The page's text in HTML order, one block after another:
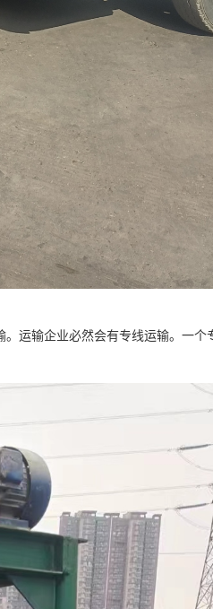
运输企业必然会有专线运输。一个